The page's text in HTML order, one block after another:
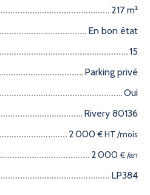
217 m²
En bon état
15
Parking privé
Oui
Rivery 80136
2 000€ HT /mois
2 000€ /an
LP384